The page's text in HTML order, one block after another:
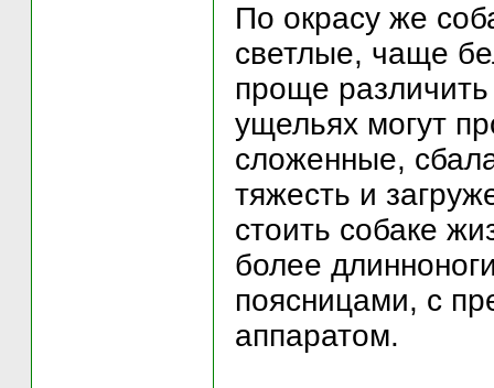
По окрасу же
светлые, чаще
проще
ущельях могут
сложенные,
тяжесть и
стоить собаке
более
поясницами, с
аппаратом.